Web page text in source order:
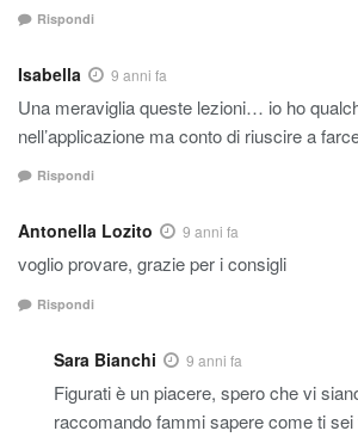
Rispondi
Isabella 9 anni fa
Una meraviglia queste lezioni… io ho
nell’applicazione ma conto di riuscire a
Rispondi
Antonella Lozito 9 anni fa
voglio provare, grazie per i consigli
Rispondi
Sara Bianchi 9 anni fa
Figurati è un piacere, spero che vi
raccomando fammi sapere come ti